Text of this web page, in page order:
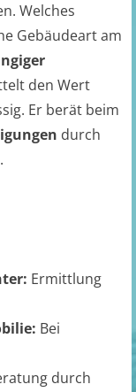
Welches
Gebäudeart am
den Wert
Er berät beim
durch
Ermittlung
Bei
durch